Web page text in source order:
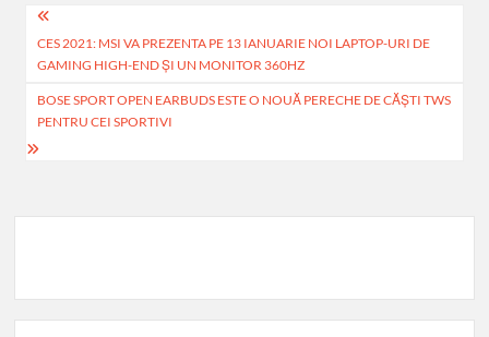
o
o
k
A
p
p
az
ă
Navigare
în
articole
CES 2021: MSI VA PREZENTA PE 13 IANUARIE NOI LAPTOP-URI DE
GAMING HIGH-END ȘI UN MONITOR 360HZ
BOSE SPORT OPEN EARBUDS ESTE O NOUĂ PERECHE DE CĂŞTI TWS
PENTRU CEI SPORTIVI